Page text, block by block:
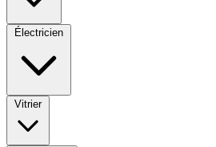
Électricien
Vitrier